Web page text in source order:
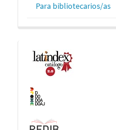
Para bibliotecarios/as
Indexaciones